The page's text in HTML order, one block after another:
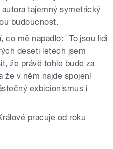
tajemný symetrický
budoucnost.
co mě napadlo: "To jsou lidi
deseti letech jsem
že právě tohle bude za
že v něm najde spojení
exbicionismus i
pracuje od roku